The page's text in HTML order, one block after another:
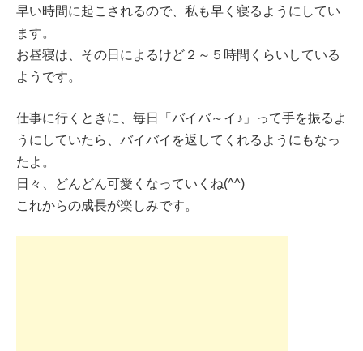
早い時間に起こされるので、私も早く寝るようにしてい
ます。
お昼寝は、その日によるけど２～５時間くらいしている
ようです。
仕事に行くときに、毎日「バイバ～イ♪」って手を振るよ
うにしていたら、バイバイを返してくれるようにもなっ
たよ。
日々、どんどん可愛くなっていくね(^^)
これからの成長が楽しみです。